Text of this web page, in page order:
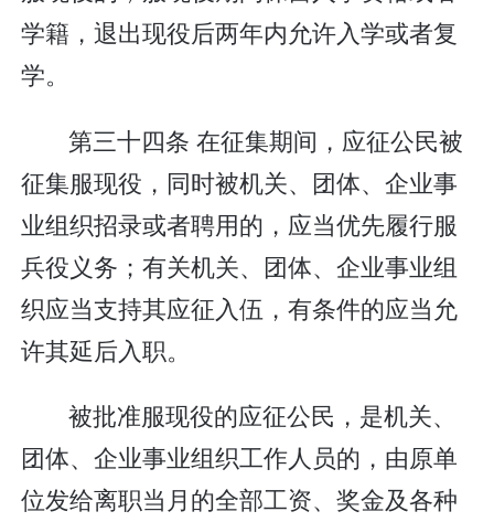
学籍，退出现役后两年内允许入学或者复
学。
第三十四条 在征集期间，应征公民被
征集服现役，同时被机关、团体、企业事
业组织招录或者聘用的，应当优先履行服
兵役义务；有关机关、团体、企业事业组
织应当支持其应征入伍，有条件的应当允
许其延后入职。
被批准服现役的应征公民，是机关、
团体、企业事业组织工作人员的，由原单
位发给离职当月的全部工资、奖金及各种